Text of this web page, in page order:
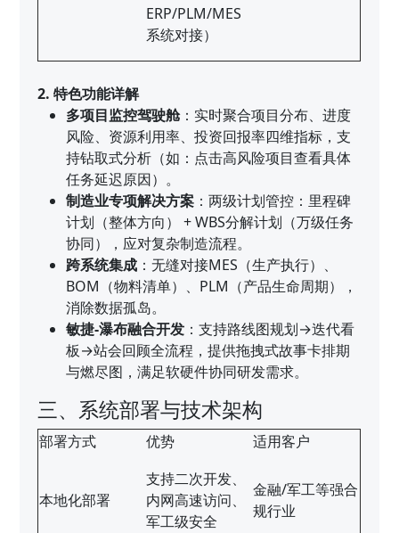
ERP/PLM/MES
系统对接）
2. 特色功能详解
多项目监控驾驶舱：实时聚合项目分布、进度
风险、资源利用率、投资回报率四维指标，支
持钻取式分析（如：点击高风险项目查看具体
任务延迟原因）。
制造业专项解决方案 ：两级计划管控：里程碑
计划（整体方向） + WBS分解计划（万级任务
协同），应对复杂制造流程。
跨系统集成 ：无缝对接MES（生产执行）、
BOM（物料清单）、PLM（产品生命周期），
消除数据孤岛。
敏捷-瀑布融合开发 ：支持路线图规划→迭代看
板→站会回顾全流程，提供拖拽式故事卡排期
与燃尽图，满足软硬件协同研发需求。
三、系统部署与技术架构
部署方式 优势 适用客户
本地化部署
支持二次开发、
内网高速访问、
军工级安全
金融/军工等强合
规行业